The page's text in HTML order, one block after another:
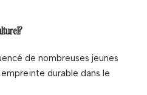
de nombreuses jeunes
durable dans le